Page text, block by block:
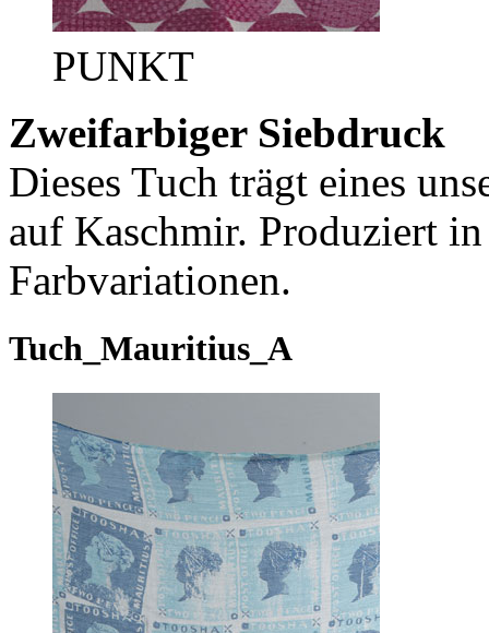
PUNKT
Zweifarbiger Siebdruck
Dieses Tuch trägt eines
auf Kaschmir. Produziert
Farbvariationen.
Tuch_Mauritius_A